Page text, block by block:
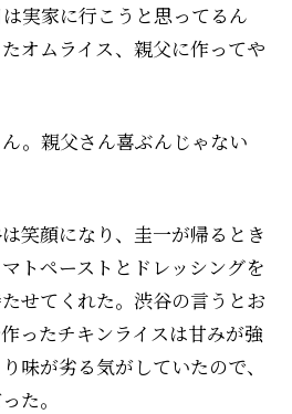
は実家に行こうと思ってるん
オムライス、親父に作ってや
。親父さん喜ぶんじゃない
笑顔になり、圭一が帰るとき
トペーストとドレッシングを
せてくれた。渋谷の言うとお
ったチキンライスは甘みが強
味が劣る気がしていたので、
た。